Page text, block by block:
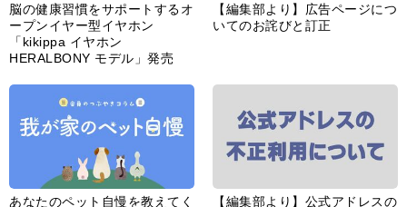
サイトポリシー／データの収集と利用について
「ｆｆ倶楽部」会員規約
「ｆｆ倶楽部」よくあるご質問
CHUOKORON-SHINSHA,INC.All right reserved